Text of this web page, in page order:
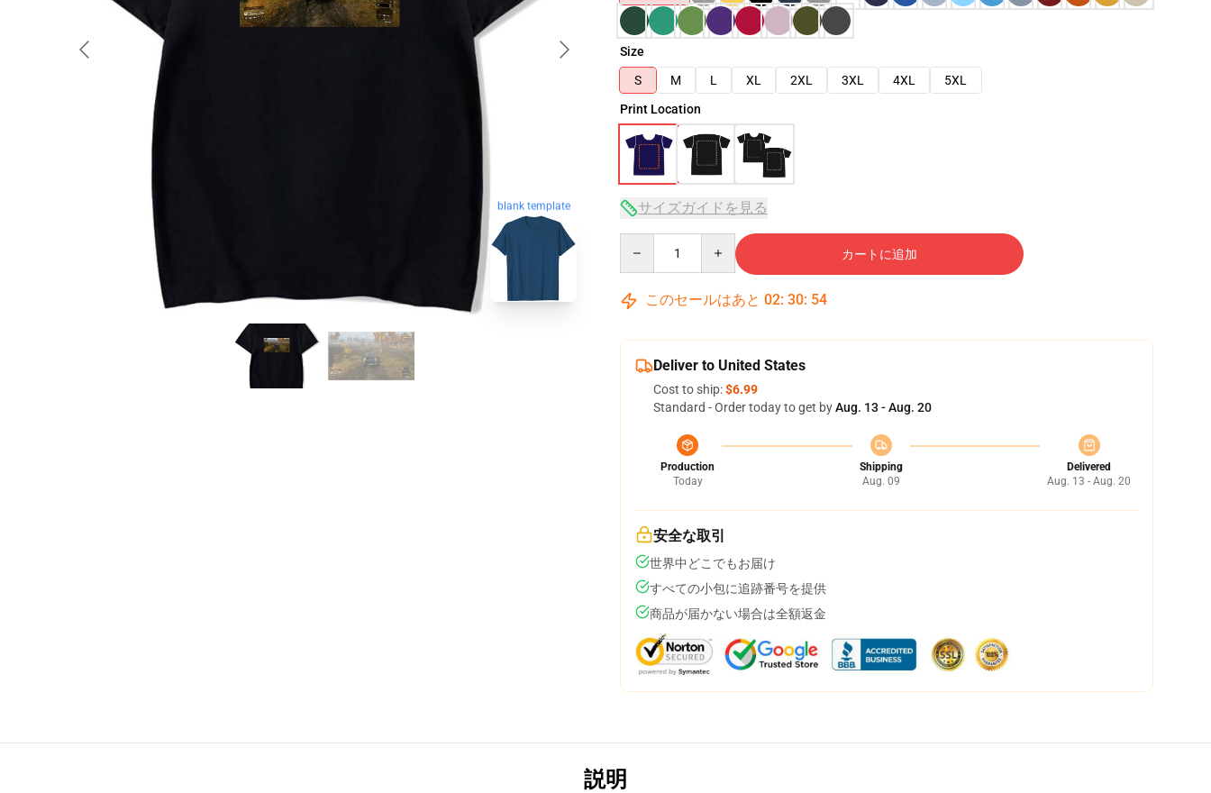
blank template
Size
S
M L XL 2XL 3XL 4XL
5XL
Print Location
サイズガイドを見る
カートに追加
このセールはあと 02: 30: 53
Deliver to United States
Cost to ship:$6.99
Standard - Order today to get byAug. 13 - Aug. 20
Production
Today
Shipping
Aug. 09
Delivered
Aug. 13 - Aug. 20
安全な取引
世界中どこでもお届け
すべての小包に追跡番号を提供
商品が届かない場合は全額返金
説明